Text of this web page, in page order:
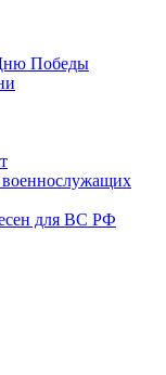
Победы
для ВС РФ